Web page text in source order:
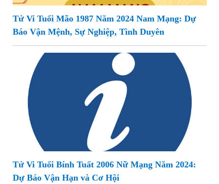
Tử Vi Tuổi Mão 1987 Năm 2024 Nam Mạng: Dự
Báo Vận Mệnh, Sự Nghiệp, Tình Duyên
Tử Vi Tuổi Bính Tuất 2006 Nữ Mạng Năm 2024:
Dự Báo Vận Hạn và Cơ Hội